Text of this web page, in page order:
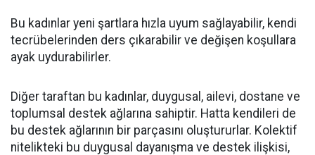
Bu kadınlar yeni şartlara hızla uyum sağlayabilir, kendi
tecrübelerinden ders çıkarabilir ve değişen koşullara
ayak uydurabilirler.
Diğer taraftan bu kadınlar, duygusal, ailevi, dostane ve
toplumsal destek ağlarına sahiptir. Hatta kendileri de
bu destek ağlarının bir parçasını oluştururlar. Kolektif
nitelikteki bu duygusal dayanışma ve destek ilişkisi,